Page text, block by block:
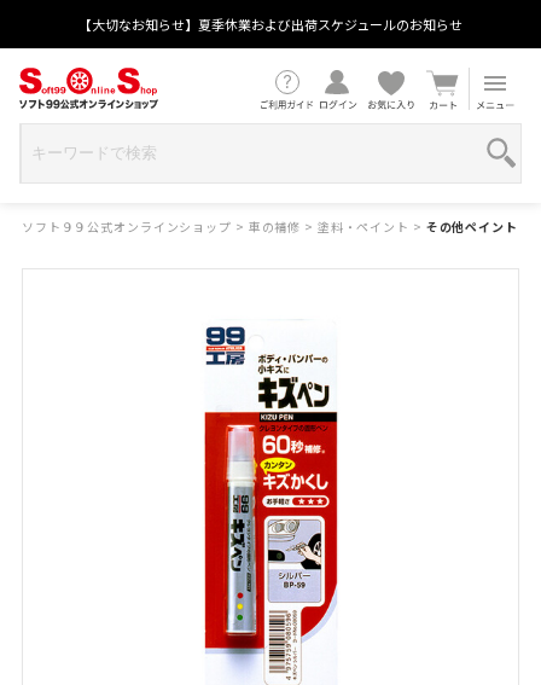
【大切なお知らせ】夏季休業および出荷スケジュールのお知らせ
ソフト９９公式オンラインショップ > 車の補修 > 塗料・ペイント > その他ペイント